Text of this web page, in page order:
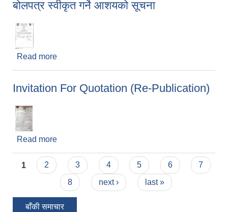
बोलपत्र स्वीकृत गर्ने आशयको सूचना
Read more
Invitation For Quotation (Re-Publication)
Read more
Pages
1 2 3 4 5 6
7
8
next › last »
बाँकी समाचार